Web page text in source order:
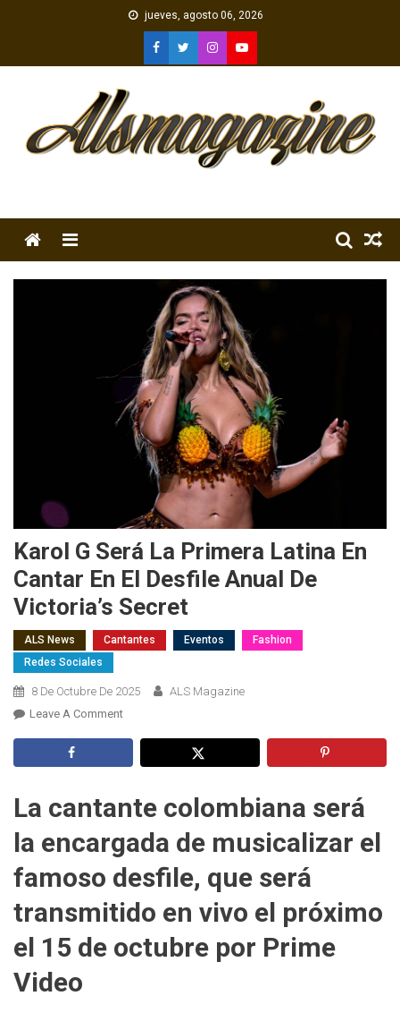
jueves, agosto 06, 2026
Menu
Karol G Será La Primera Latina En
Cantar En El Desfile Anual De
Victoria’s Secret
ALS News Cantantes Eventos
Fashion
Redes Sociales
8 De Octubre De 2025
ALS Magazine
Leave A CommentOn
Primera
Latina
En
Cantar
El
Desfile
Anual
La cantante colombiana será
la encargada de musicalizar el
famoso desfile, que será
transmitido en vivo el próximo
el 15 de octubre por Prime
Video